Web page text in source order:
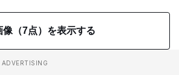
像（7点）を表示する
ADVERTISING